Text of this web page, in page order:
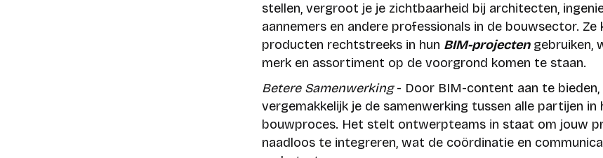
stellen, vergroot je je zichtbaarheid bij architecten,
aannemers en andere professionals in de bouwsector. Ze
producten rechtstreeks in hun BIM-projectengebruiken,
merk en assortiment op de voorgrond komen te staan.
Betere Samenwerking- Door BIM-content aan te bieden,
vergemakkelijk je de samenwerking tussen alle partijen in
bouwproces. Het stelt ontwerpteams in staat om jouw
naadloos te integreren, wat de coördinatie en